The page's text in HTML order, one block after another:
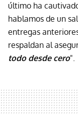
último ha
hablamos de un
entregas
respaldan al
todo desde cero".